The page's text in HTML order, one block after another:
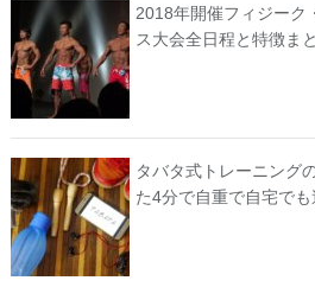
2018年開催フィジーク
ス大会全日程と特徴ま
タバタ式トレーニング
た4分で自重で自宅でも